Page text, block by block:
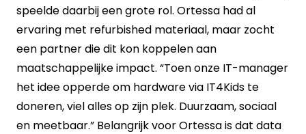
speelde daarbij een grote rol. Ortessa had al
ervaring met refurbished materiaal, maar zocht
een partner die dit kon koppelen aan
maatschappelijke impact. “Toen onze IT-manager
het idee opperde om hardware via IT4Kids te
doneren, viel alles op zijn plek. Duurzaam, sociaal
en meetbaar.” Belangrijk voor Ortessa is dat data